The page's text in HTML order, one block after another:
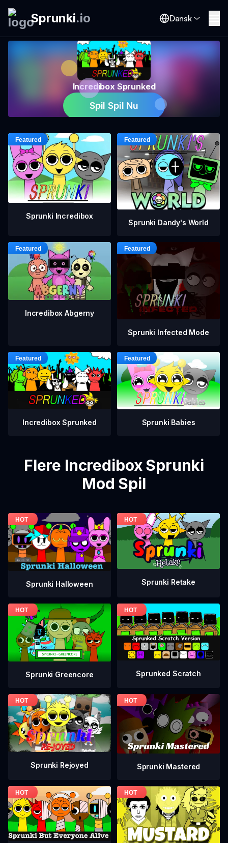
Sprunki.io Dansk
Incredibox Sprunked
Spil Spil Nu
Sprunki Incredibox
Sprunki Dandy's World
Incredibox Abgerny
Sprunki Infected Mode
Incredibox Sprunked Sprunki Babies
Flere Incredibox Sprunki
Mod Spil
Sprunki Halloween Sprunki Retake
Sprunki Greencore Sprunked Scratch
Sprunki Rejoyed Sprunki Mastered